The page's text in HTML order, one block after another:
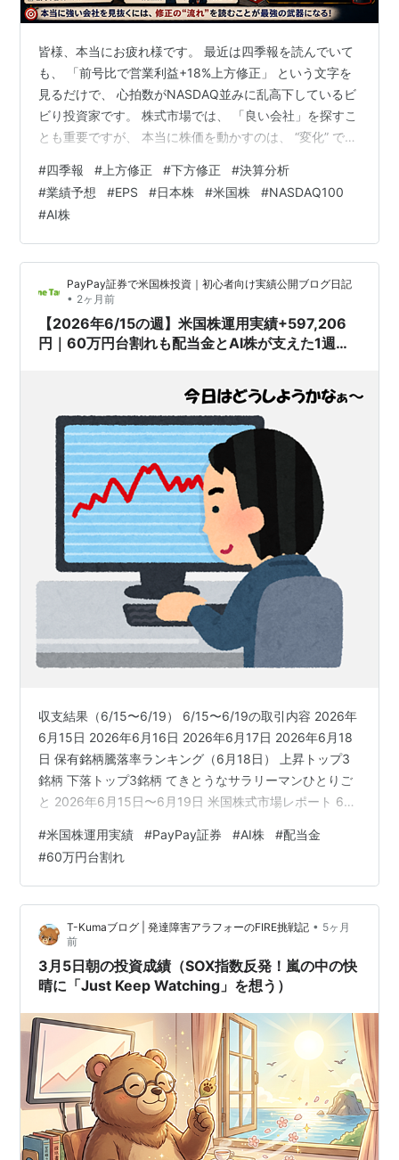
皆様、本当にお疲れ様です。 最近は四季報を読んでいて
も、 「前号比で営業利益+18%上方修正」 という文字を
見るだけで、 心拍数がNASDAQ並みに乱高下しているビ
ビり投資家です。 株式市場では、 「良い会社」を探すこ
とも重要ですが、 本当に株価を動かすのは、 “変化” で
る。 逆に、 地味で誰も見向きしなかった企業が、 突
然“修正”されることで、 株価がロケット発射することも
ある。 今回のテーマは、 「四季報の修正履歴」 です。
◆ そもそも“四季報の修正履歴”とは何か？ —— ビビり投
資家流の噛み砕き 四季報には、 企業業績の予想が載っ…
#四季報 # 上方修正 #下方修正 #決算分析
#業績予想 #EPS #日本株 #米国株 #NASDAQ100
#AI株
PayPay証券で米国株投資｜初心者向け実績公開ブログ日記
• 2ヶ月前
【2026年6/15の週】米国株運用実績+597,206
円｜60万円台割れも配当金とAI株が支えた1週間
収支結果（6/15〜6/19） 6/15〜6/19の取引内容 2026年
6月15日 2026年6月16日 2026年6月17日 2026年6月18
日 保有銘柄騰落率ランキング（6月18日） 上昇トップ3
銘柄 下落トップ3銘柄 てきとうなサラリーマンひとりご
と 2026年6月15日〜6月19日 米国株式市場レポート 6月
AI関連と配当金に支えられた1週間 あわせて読んでほしい
記事 収支結果（6/15〜6/19） 現利益：＋５９７，２０
６円 前週比： ー１０、５５３円 注：現利益＝資産総額
ー５０万（５０万は証券会社への入金額） 6/15〜6…
#米国株運用実績 #PayPay証券 #AI株 #配当金
#60万円台割れ
T-Kumaブログ | 発達障害アラフォーのFIRE挑戦記 • 5ヶ月
前
3月5日朝の投資成績（SOX指数反発！嵐の中の快
晴に「Just Keep Watching」を想う）